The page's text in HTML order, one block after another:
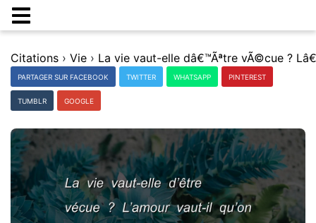
Citations › Vie ›
PARTAGER SUR FACEBOOK TWITTER WHATSAPP PINTEREST
TUMBLR GOOGLE